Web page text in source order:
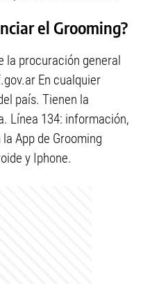
el Grooming?
la procuración general
En cualquier
país. Tienen la
Línea 134: información,
App de Grooming
y Iphone.